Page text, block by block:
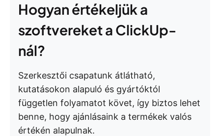
Hogyan értékeljük a
szoftvereket a ClickUp-
nál?
Szerkesztői csapatunk átlátható,
kutatásokon alapuló és gyártóktól
független folyamatot követ, így biztos lehet
benne, hogy ajánlásaink a termékek valós
értékén alapulnak.